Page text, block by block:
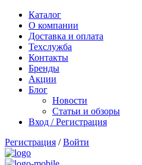
Каталог
О компании
Доставка и оплата
Техслужба
Контакты
Бренды
Акции
Блог
Новости
Статьи и обзоры
Вход / Регистрация
Регистрация / Войти